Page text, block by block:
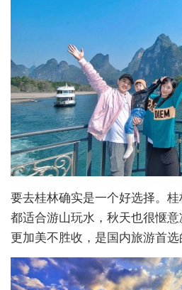
要去桂林确实是一个好选择。
都适合游山玩水，秋天也很惬
更加美不胜收，是国内旅游首选